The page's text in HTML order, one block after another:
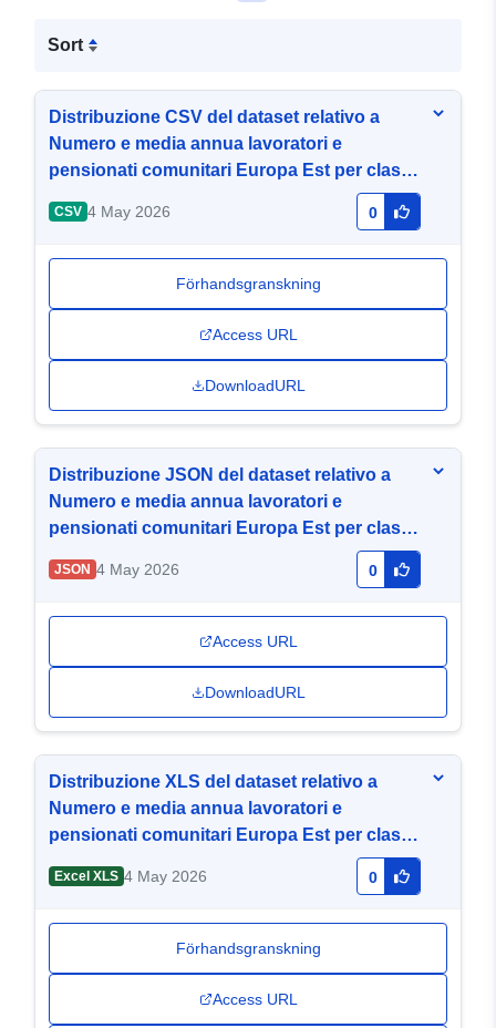
Sort
Distribuzione CSV del dataset relativo a
Numero e media annua lavoratori e
pensionati comunitari Europa Est per classe
CSV 4 May 2026 0
Förhandsgranskning
Access URL
DownloadURL
Distribuzione JSON del dataset relativo a
Numero e media annua lavoratori e
pensionati comunitari Europa Est per classe
JSON 4 May 2026 0
Access URL
DownloadURL
Distribuzione XLS del dataset relativo a
Numero e media annua lavoratori e
pensionati comunitari Europa Est per classe
Excel XLS 4 May 2026 0
Förhandsgranskning
Access URL